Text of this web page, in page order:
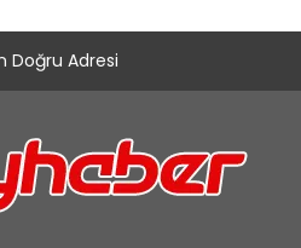
Doğru Adresi